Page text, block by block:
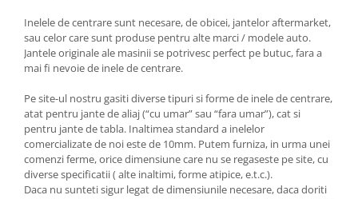
Inelele de centrare sunt necesare, de obicei, jantelor aftermarket,
sau celor care sunt produse pentru alte marci / modele auto.
Jantele originale ale masinii se potrivesc perfect pe butuc, fara a
mai fi nevoie de inele de centrare.
Pe site-ul nostru gasiti diverse tipuri si forme de inele de centrare,
atat pentru jante de aliaj (“cu umar” sau “fara umar”), cat si
pentru jante de tabla. Inaltimea standard a inelelor
comercializate de noi este de 10mm. Putem furniza, in urma unei
comenzi ferme, orice dimensiune care nu se regaseste pe site, cu
diverse specificatii ( alte inaltimi, forme atipice, e.t.c.).
Daca nu sunteti sigur legat de dimensiunile necesare, daca doriti